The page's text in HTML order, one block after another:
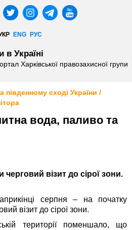
ENG РУС
Україні
Харківської правозахисної групи
сході України /
вода, паливо та
візит до сірої зони.
серпня – на початку
візит до сірої зони.
території поменшало, що